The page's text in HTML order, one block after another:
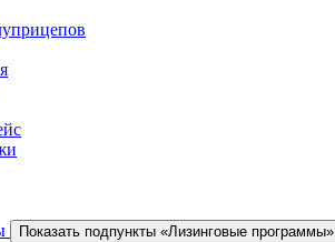
Показать подпункты «Лизинговые программы»